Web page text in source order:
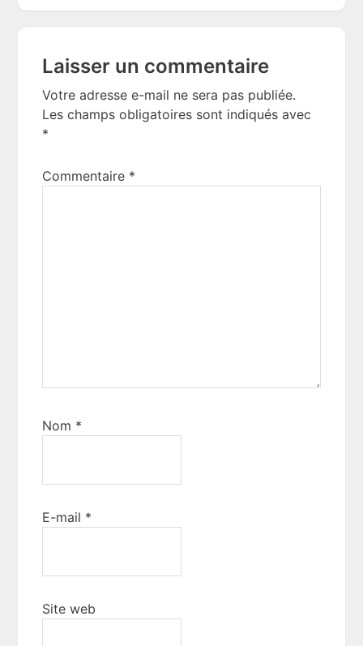
Interactions
Laisser un commentaire
Votre adresse e-mail ne sera pas publiée.
Les champs obligatoires sont indiqués avec
*
Commentaire *
Nom *
E-mail *
Site web